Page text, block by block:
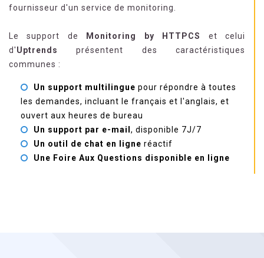
fournisseur d'un service de monitoring.
Le support de Monitoring by HTTPCS
et celui
d'Uptrends
présentent des caractéristiques
communes :
Un support multilingue pour répondre à toutes
les demandes, incluant le français et l'anglais, et
ouvert aux heures de bureau
Un support par e-mail , disponible 7J/7
Un outil de chat en ligne réactif
Une Foire Aux Questions disponible en ligne